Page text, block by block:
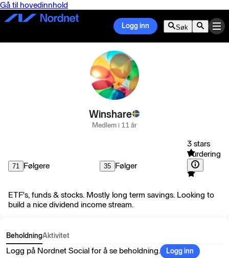
Gå til hovedinnhold
Logg inn Søk
Winshare
Medlem i 11 år
71 Følgere 35 Følger
3 stars
Vurdering
ETF's, funds & stocks. Mostly long term savings. Looking to
build a nice dividend income stream.
BeholdningAktivitet
Logg på Nordnet Social for å se beholdning. Logg inn